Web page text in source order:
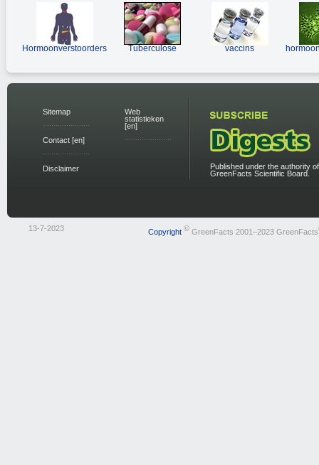
Hormoonverstoorders Tuberculose vaccins
Sitemap
Contact [en]
Disclaimer
Web
statistieken
[en]
Published under the authority
GreenFacts Scientific Board.
13-7-2023 Copyright © GreenFacts 2001–2023 GreenFacts